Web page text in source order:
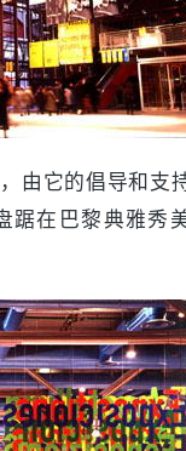
由它的倡导和支
在巴黎典雅秀